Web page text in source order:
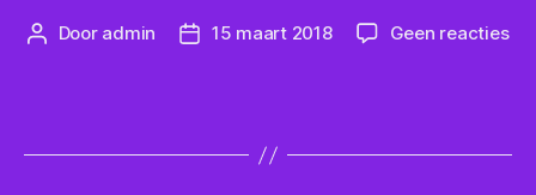
Berichtauteur
Door admin Berichtdatum
15 maart 2018 Geen reactiesop